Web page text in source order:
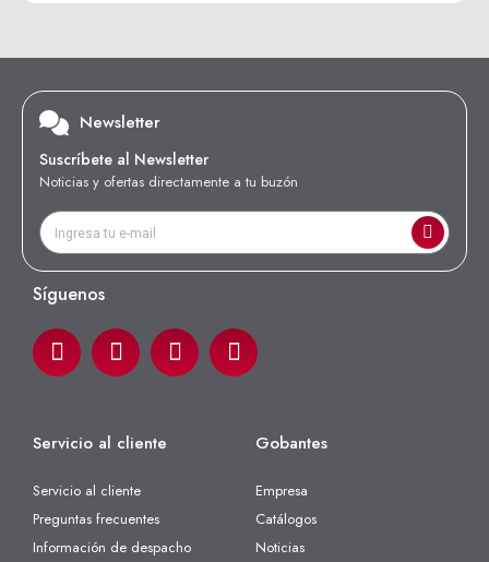
Newsletter
Suscríbete al Newsletter
Noticias y ofertas directamente a tu buzón
Síguenos
Servicio al cliente
Servicio al cliente
Preguntas frecuentes
Información de despacho
Gobantes
Empresa
Catálogos
Noticias